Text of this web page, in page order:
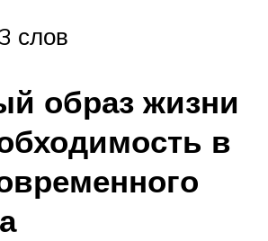
слов
образ жизни
в